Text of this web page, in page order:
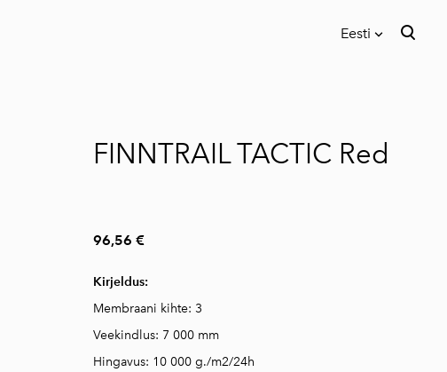
Eesti
Русский
FINNTRAIL TACTIC Red
96,56 €
Kirjeldus:
Membraani kihte: 3
Veekindlus: 7 000 mm
Hingavus: 10 000 g./m2/24h